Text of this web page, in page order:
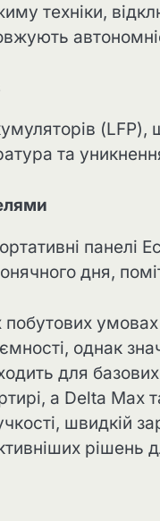
техніки,
та
панелі
дня,
побутових
однак
для
а Delta
швидкій
рішень